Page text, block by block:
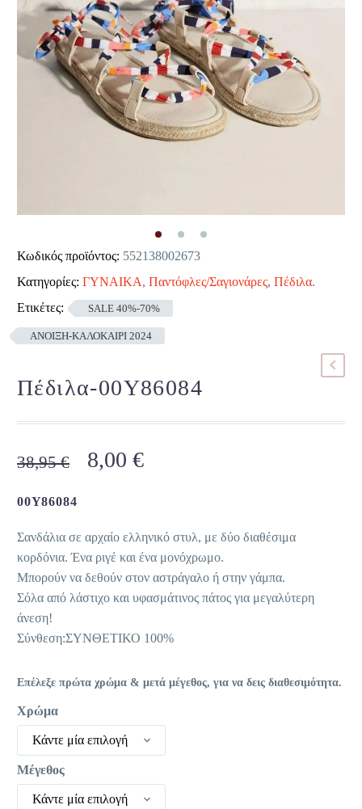
Κωδικός προϊόντος: 552138002673
Κατηγορίες: ΓΥΝΑΙΚΑ, Παντόφλες/Σαγιονάρες, Πέδιλα.
Ετικέτες:
SALE 40%-70%
ΑΝΟΙΞΗ-ΚΑΛΟΚΑΙΡΙ 2024
Πέδιλα-00Y86084
38,95€
Original
38,95 €.
8,00 €Η
είναι:
8,00 €.
00Y86084
Σανδάλια σε αρχαίο ελληνικό στυλ, με δύο διαθέσιμα
κορδόνια. Ένα ριγέ και ένα μονόχρωμο.
Μπορούν να δεθούν στον αστράγαλο ή στην γάμπα.
Σόλα από λάστιχο και υφασμάτινος πάτος για μεγαλύτερη
άνεση!
Σύνθεση:ΣΥΝΘΕΤΙΚΟ 100%
Επέλεξε πρώτα χρώμα & μετά μέγεθος, για να δεις διαθεσιμότητα.
Χρώμα
Κάντε μία επιλογή
Μέγεθος
Κάντε μία επιλογή